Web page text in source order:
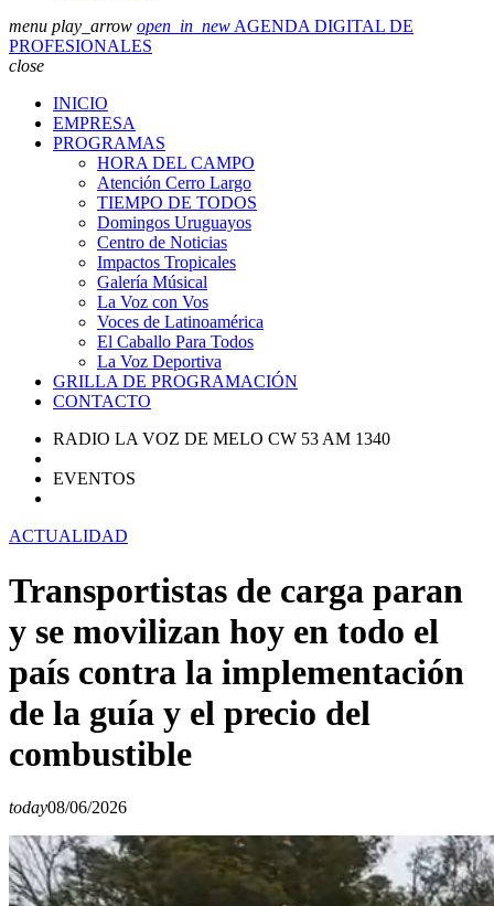
menu play_arrow open_in_new AGENDA DIGITAL DE
PROFESIONALES
close
INICIO
EMPRESA
PROGRAMAS
HORA DEL CAMPO
Atención Cerro Largo
TIEMPO DE TODOS
Domingos Uruguayos
Centro de Noticias
Impactos Tropicales
Galería Músical
La Voz con Vos
Voces de Latinoamérica
El Caballo Para Todos
La Voz Deportiva
GRILLA DE PROGRAMACIÓN
CONTACTO
RADIO LA VOZ DE MELO CW 53 AM 1340
EVENTOS
ACTUALIDAD
Transportistas de carga paran
y se movilizan hoy en todo el
país contra la implementación
de la guía y el precio del
combustible
today08/06/2026